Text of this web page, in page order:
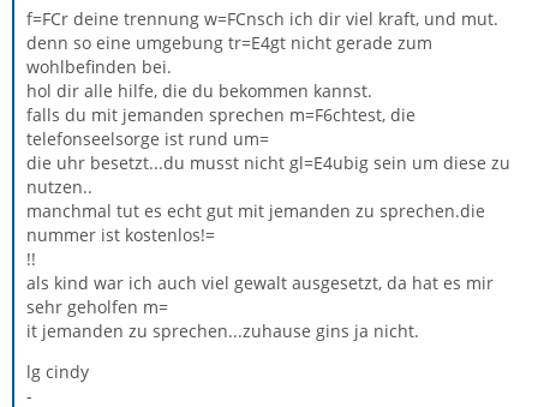
f=FCr deine trennung w=FCnsch ich dir viel kraft, und mut.
denn so eine umgebung tr=E4gt nicht gerade zum
wohlbefinden bei.
hol dir alle hilfe, die du bekommen kannst.
falls du mit jemanden sprechen m=F6chtest, die
telefonseelsorge ist rund um=
die uhr besetzt...du musst nicht gl=E4ubig sein um diese zu
nutzen..
manchmal tut es echt gut mit jemanden zu sprechen.die
nummer ist kostenlos!=
!!
als kind war ich auch viel gewalt ausgesetzt, da hat es mir
sehr geholfen m=
it jemanden zu sprechen...zuhause gins ja nicht.
lg cindy
-